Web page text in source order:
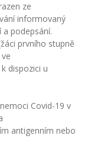
ze
informovaný
podepsání.
prvního stupně
dispozici u
Covid-19 v
antigenním nebo